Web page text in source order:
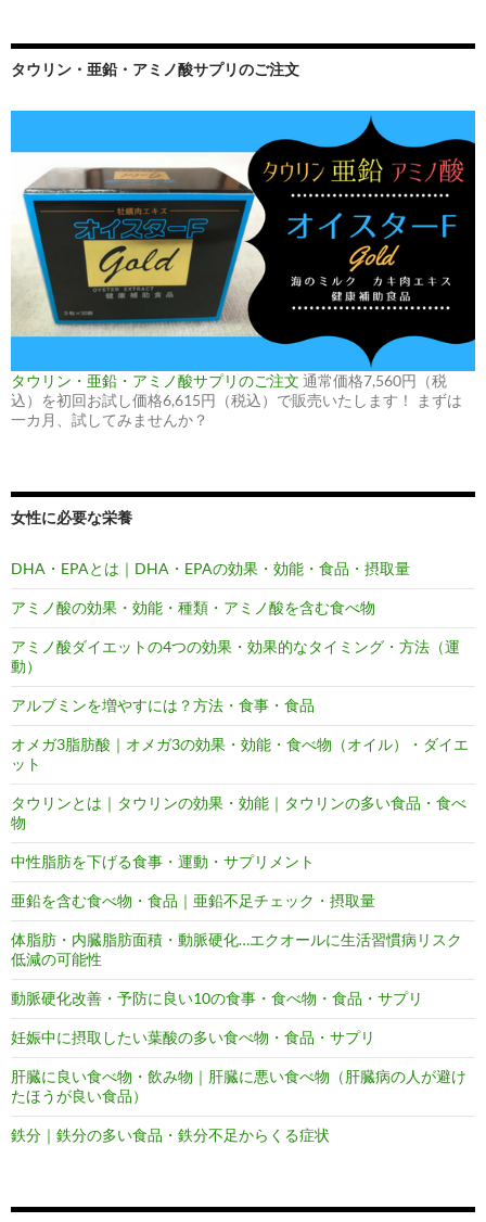
タウリン・亜鉛・アミノ酸サプリのご注文
タウリン・亜鉛・アミノ酸サプリのご注文 通常価格7,560円（税
込）を初回お試し価格6,615円（税込）で販売いたします！ まずは
一カ月、試してみませんか？
女性に必要な栄養
DHA・EPAとは｜DHA・EPAの効果・効能・食品・摂取量
アミノ酸の効果・効能・種類・アミノ酸を含む食べ物
アミノ酸ダイエットの4つの効果・効果的なタイミング・方法（運
動）
アルブミンを増やすには？方法・食事・食品
オメガ3脂肪酸｜オメガ3の効果・効能・食べ物（オイル）・ダイエ
ット
タウリンとは｜タウリンの効果・効能｜タウリンの多い食品・食べ
物
中性脂肪を下げる食事・運動・サプリメント
亜鉛を含む食べ物・食品｜亜鉛不足チェック・摂取量
体脂肪・内臓脂肪面積・動脈硬化…エクオールに生活習慣病リスク
低減の可能性
動脈硬化改善・予防に良い10の食事・食べ物・食品・サプリ
妊娠中に摂取したい葉酸の多い食べ物・食品・サプリ
肝臓に良い食べ物・飲み物｜肝臓に悪い食べ物（肝臓病の人が避け
たほうが良い食品）
鉄分｜鉄分の多い食品・鉄分不足からくる症状